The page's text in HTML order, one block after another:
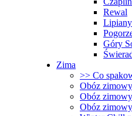
Rewal
Lipiany
Góry
Zima
>> Co
Obóz
Obóz
Obóz